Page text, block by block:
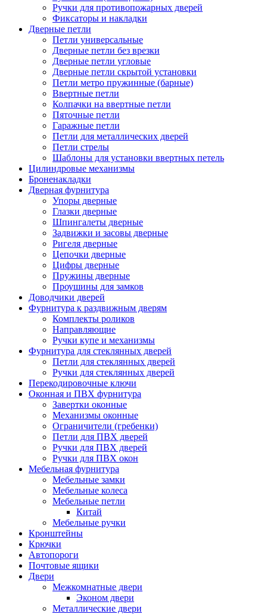
Ручки для противопожарных дверей
Фиксаторы и накладки
Дверные петли
Петли универсальные
Дверные петли без врезки
Дверные петли угловые
Дверные петли скрытой установки
Петли метро пружинные (барные)
Ввертные петли
Колпачки на ввертные петли
Пяточные петли
Гаражные петли
Петли для металлических дверей
Петли стрелы
Шаблоны для установки ввертных петель
Цилиндровые механизмы
Броненакладки
Дверная фурнитура
Упоры дверные
Глазки дверные
Шпингалеты дверные
Задвижки и засовы дверные
Ригеля дверные
Цепочки дверные
Цифры дверные
Пружины дверные
Проушины для замков
Доводчики дверей
Фурнитура к раздвижным дверям
Комплекты роликов
Направляющие
Ручки купе и механизмы
Фурнитура для стеклянных дверей
Петли для стеклянных дверей
Ручки для стеклянных дверей
Перекодировочные ключи
Оконная и ПВХ фурнитура
Завертки оконные
Механизмы оконные
Ограничители (гребенки)
Петли для ПВХ дверей
Ручки для ПВХ дверей
Ручки для ПВХ окон
Мебельная фурнитура
Мебельные замки
Мебельные колеса
Мебельные петли
Китай
Мебельные ручки
Кронштейны
Крючки
Автопороги
Почтовые ящики
Двери
Межкомнатные двери
Эконом двери
Металлические двери